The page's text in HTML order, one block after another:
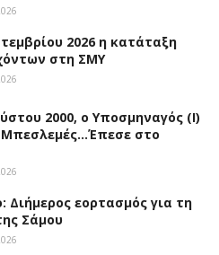
2026 η κατάταξη
στη ΣΜΥ
2000, ο Υποσμηναγός (Ι)
στο
Διήμερος εορτασμός για τη
Σάμου